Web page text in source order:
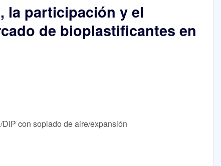
la participación y el
de bioplastificantes en
con soplado de aire/expansión